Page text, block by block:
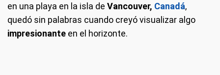
en una playa en la isla de Vancouver, Canadá,
quedó sin palabras cuando creyó visualizar algo
impresionante en el horizonte.